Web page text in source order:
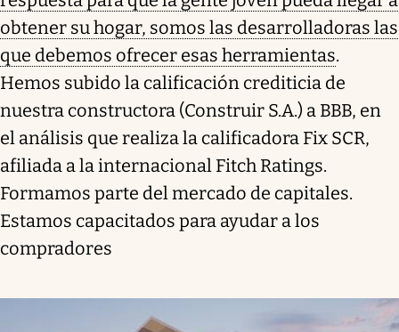
obtener su hogar, somos las desarrolladoras las
que debemos ofrecer esas herramientas.
Hemos subido la calificación crediticia de
nuestra constructora (Construir S.A.) a BBB, en
el análisis que realiza la calificadora Fix SCR,
afiliada a la internacional Fitch Ratings.
Formamos parte del mercado de capitales.
Estamos capacitados para ayudar a los
compradores